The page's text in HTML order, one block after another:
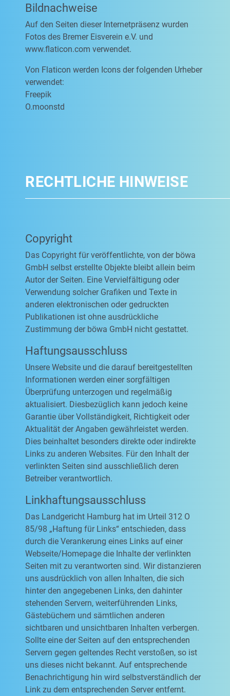
Bildnachweise
Auf den Seiten dieser Internetpräsenz wurden
Fotos des Bremer Eisverein e.V. und
www.flaticon.com verwendet.
Von Flaticon werden Icons der folgenden Urheber
verwendet:
Freepik
O.moonstd
RECHTLICHE HINWEISE
Copyright
Das Copyright für veröffentlichte, von der böwa
GmbH selbst erstellte Objekte bleibt allein beim
Autor der Seiten. Eine Vervielfältigung oder
Verwendung solcher Grafiken und Texte in
anderen elektronischen oder gedruckten
Publikationen ist ohne ausdrückliche
Zustimmung der böwa GmbH nicht gestattet.
Haftungsausschluss
Unsere Website und die darauf bereitgestellten
Informationen werden einer sorgfältigen
Überprüfung unterzogen und regelmäßig
aktualisiert. Diesbezüglich kann jedoch keine
Garantie über Vollständigkeit, Richtigkeit oder
Aktualität der Angaben gewährleistet werden.
Dies beinhaltet besonders direkte oder indirekte
Links zu anderen Websites. Für den Inhalt der
verlinkten Seiten sind ausschließlich deren
Betreiber verantwortlich.
Linkhaftungsausschluss
Das Landgericht Hamburg hat im Urteil 312 O
85/98 „Haftung für Links“ entschieden, dass
durch die Verankerung eines Links auf einer
Webseite/Homepage die Inhalte der verlinkten
Seiten mit zu verantworten sind. Wir distanzieren
uns ausdrücklich von allen Inhalten, die sich
hinter den angegebenen Links, den dahinter
stehenden Servern, weiterführenden Links,
Gästebüchern und sämtlichen anderen
sichtbaren und unsichtbaren Inhalten verbergen.
Sollte eine der Seiten auf den entsprechenden
Servern gegen geltendes Recht verstoßen, so ist
uns dieses nicht bekannt. Auf entsprechende
Benachrichtigung hin wird selbstverständlich der
Link zu dem entsprechenden Server entfernt.